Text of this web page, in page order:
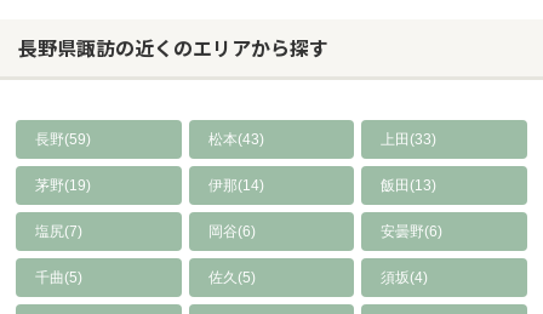
長野県諏訪の近くのエリアから探す
長野(59) 松本(43) 上田(33)
茅野(19) 伊那(14) 飯田(13)
塩尻(7) 岡谷(6) 安曇野(6)
千曲(5) 佐久(5) 須坂(4)